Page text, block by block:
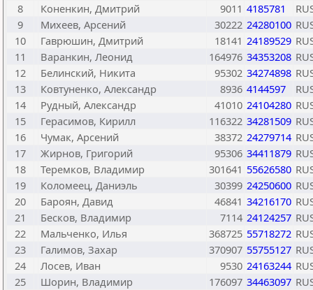
8
Коненкин, Дмитрий 9011 4185781
9
Михеев, Арсений 30222 24280100
10
Гаврюшин, Дмитрий 18141 24189529
11
Варанкин, Леонид 164976 34353208
12
Белинский, Никита 95302 34274898
13
Ковтуненко, Александр 8936 4144597
14
Рудный, Александр 41010 24104280
15
Герасимов, Кирилл 116322 34281509
16
Чумак, Арсений 38372 24279714
17
Жирнов, Григорий 95306 34411879
18
Теремков, Владимир 301641 55626580
19
Коломеец, Даниэль 30399 24250600
20
Бароян, Давид 46841 34216170
21
Бесков, Владимир 7114 24124257
22
Мальченко, Илья 368725 55718272
23
Галимов, Захар 370907 55755127
24
Лосев, Иван 9530 24163244
25
Шорин, Владимир 176097 34463097